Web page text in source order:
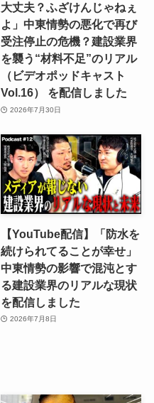
大丈夫？ふざけんじゃねぇ
よ」中東情勢の悪化で再び
受注停止の危機？建設業界
を襲う“材料不足”のリアル
（ビデオポッドキャスト
Vol.16） を配信しました
2026年7月30日
【YouTube配信】「防水を
続けられてることが幸せ」
中東情勢の影響で混沌とす
る建設業界のリアルな現状
を配信しました
2026年7月8日